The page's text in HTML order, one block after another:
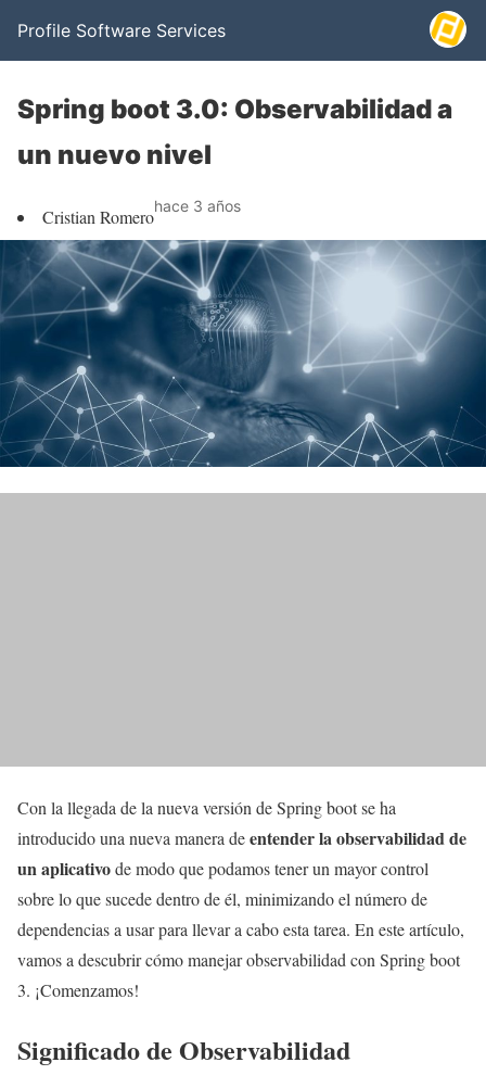
Profile Software Services
Spring boot 3.0: Observabilidad a
un nuevo nivel
Cristian Romerohace 3 años
Con la llegada de la nueva versión de Spring boot se ha
introducido una nueva manera deentender la observabilidad de
un aplicativode modo que podamos tener un mayor control
sobre lo que sucede dentro de él, minimizando el número de
dependencias a usar para llevar a cabo esta tarea. En este artículo,
vamos a descubrir cómo manejar observabilidad con Spring boot
3. ¡Comenzamos!
Significado de Observabilidad